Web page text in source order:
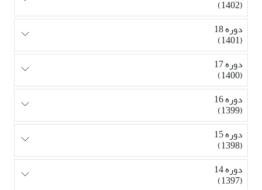
(1402)
دوره 18
(1401)
دوره 17
(1400)
دوره 16
(1399)
دوره 15
(1398)
دوره 14
(1397)